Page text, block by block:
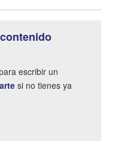
escribir un
si no tienes ya